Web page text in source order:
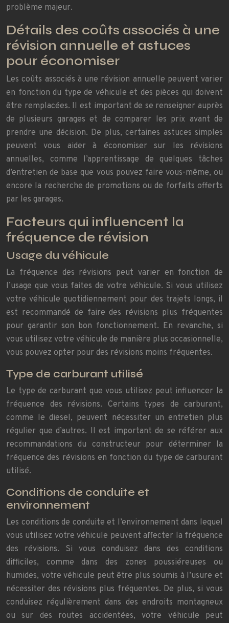
problème majeur.
Détails des coûts associés à une
révision annuelle et astuces
pour économiser
Les coûts associés à une révision annuelle peuvent varier
en fonction du type de véhicule et des pièces qui doivent
être remplacées. Il est important de se renseigner auprès
de plusieurs garages et de comparer les prix avant de
prendre une décision. De plus, certaines astuces simples
peuvent vous aider à économiser sur les révisions
annuelles, comme l’apprentissage de quelques tâches
d’entretien de base que vous pouvez faire vous-même, ou
encore la recherche de promotions ou de forfaits offerts
par les garages.
Facteurs qui influencent la
fréquence de révision
Usage du véhicule
La fréquence des révisions peut varier en fonction de
l’usage que vous faites de votre véhicule. Si vous utilisez
votre véhicule quotidiennement pour des trajets longs, il
est recommandé de faire des révisions plus fréquentes
pour garantir son bon fonctionnement. En revanche, si
vous utilisez votre véhicule de manière plus occasionnelle,
vous pouvez opter pour des révisions moins fréquentes.
Type de carburant utilisé
Le type de carburant que vous utilisez peut influencer la
fréquence des révisions. Certains types de carburant,
comme le diesel, peuvent nécessiter un entretien plus
régulier que d’autres. Il est important de se référer aux
recommandations du constructeur pour déterminer la
fréquence des révisions en fonction du type de carburant
utilisé.
Conditions de conduite et
environnement
Les conditions de conduite et l’environnement dans lequel
vous utilisez votre véhicule peuvent affecter la fréquence
des révisions. Si vous conduisez dans des conditions
difficiles, comme dans des zones poussiéreuses ou
humides, votre véhicule peut être plus soumis à l’usure et
nécessiter des révisions plus fréquentes. De plus, si vous
conduisez régulièrement dans des endroits montagneux
ou sur des routes accidentées, votre véhicule peut